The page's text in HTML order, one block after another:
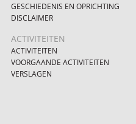
GESCHIEDENIS EN OPRICHTING
DISCLAIMER
ACTIVITEITEN
ACTIVITEITEN
VOORGAANDE ACTIVITEITEN
VERSLAGEN